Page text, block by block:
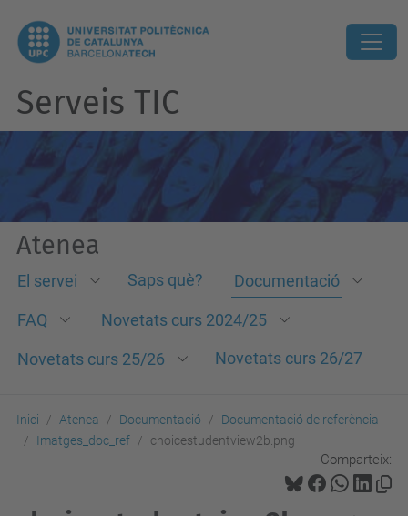
Serveis TIC
Atenea
El servei Saps què? Documentació
FAQ Novetats curs 2024/25
Novetats curs 25/26 Novetats curs 26/27
Inici Atenea Documentació
Documentació de referència
Imatges_doc_ref
choicestudentview2b.png
Comparteix: